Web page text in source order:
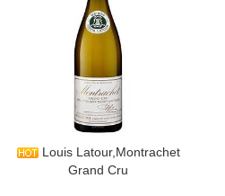
​Louis Latour,Montrachet
Grand Cru